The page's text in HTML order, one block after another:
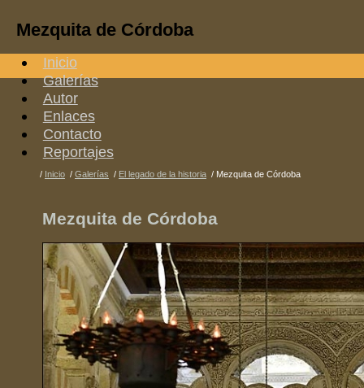
Mezquita de Córdoba
Inicio
Galerías
Autor
Enlaces
Contacto
Reportajes
/ Inicio / Galerías / El legado de la historia / Mezquita de Córdoba
Mezquita de Córdoba